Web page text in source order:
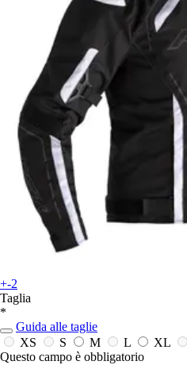
+-2
Taglia
*
Guida alle taglie
XS
S M L XL
Questo campo è obbligatorio